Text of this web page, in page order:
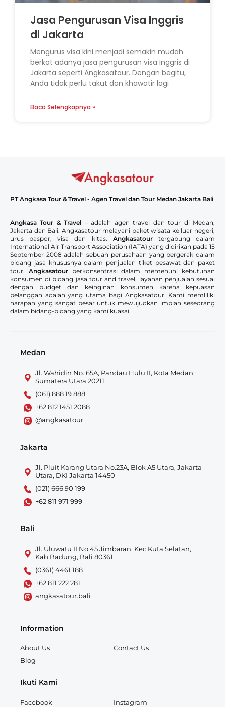
Jasa Pengurusan Visa Inggris
di Jakarta
Mengurus visa kini menjadi semakin mudah
berkat adanya jasa pengurusan visa Inggris di
Jakarta seperti Angkasatour. Dengan begitu,
Anda tidak perlu takut dan khawatir lagi
Baca Selengkapnya »
PT Angkasa Tour & Travel - Agen Travel dan Tour Medan Jakarta Bali
Angkasa Tour & Travel – adalah agen travel dan tour di Medan,
Jakarta dan Bali. Angkasatour melayani paket wisata ke luar negeri,
urus paspor, visa dan kitas. Angkasatourtergabung dalam
International Air Transport Association (IATA) yang didirikan pada 15
September 2008 adalah sebuah perusahaan yang bergerak dalam
bidang jasa khususnya dalam penjualan tiket pesawat dan paket
tour. Angkasatourberkonsentrasi dalam memenuhi kebutuhan
konsumen di bidang jasa tour and travel, layanan penjualan sesuai
dengan budget dan keinginan konsumen karena kepuasan
pelanggan adalah yang utama bagi Angkasatour. Kami memliliki
harapan yang sangat besar untuk mewujudkan impian seseorang
dalam bidang-bidang yang kami kuasai.
Medan
Jl. Wahidin No. 65A, Pandau Hulu II, Kota Medan,
Sumatera Utara 20211
(061) 888 19 888
+62 812 1451 2088
@angkasatour
Jakarta
Jl. Pluit Karang Utara No.23A, Blok A5 Utara, Jakarta
Utara, DKI Jakarta 14450
(021) 666 90 199
+62 811 971 999
Bali
Jl. Uluwatu II No.45 Jimbaran, Kec Kuta Selatan,
Kab Badung, Bali 80361
(0361) 4461 188
+62 811 222 281
angkasatour.bali
Information
About Us
Contact Us
Blog
Ikuti Kami
Facebook Instagram